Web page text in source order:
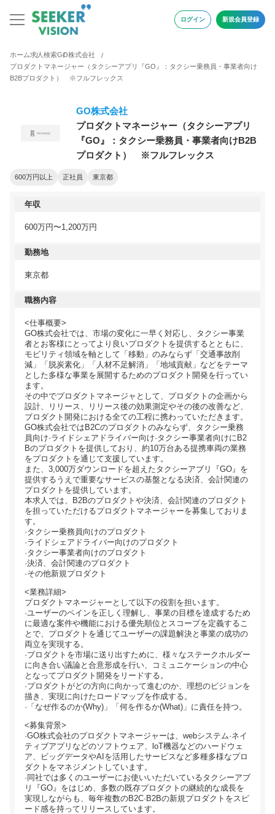
ログイン 新規会員登録
ホーム求人検索GO株式会社
プロダクトマネージャー（タクシーアプリ『GO』：タクシー乗務員・事業者向け
B2Bプロダクト） ※フルフレックス
GO株式会社
プロダクトマネージャー（タクシーアプリ
『GO』：タクシー乗務員・事業者向けB2B
プロダクト） ※フルフレックス
600万円以上 正社員 東京都
年収
600万円〜1,200万円
勤務地
東京都
職務内容
<仕事概要>
GO株式会社では、市場の変化に一早く対応し、タクシー事業
者とお客様にとってより良いプロダクトを提供するとともに、
モビリティ領域を軸として「移動」のみならず「交通事故削
減」「脱炭素化」「人材不足解消」「地域貢献」などをテーマ
とした多様な事業を展開するためのプロダクト開発を行ってい
ます。
その中でプロダクトマネージャとして、プロダクトの企画から
設計、リリース、リリース後の効果測定やその後の改善など、
ブロダクト開発における全ての工程に携わっていただきます。
GO株式会社ではB2Cのプロダクトのみならず、タクシー乗務
員向け·ライドシェアドライバー向け·タクシー事業者向けにB2
Bのプロダクトを提供しており、約10万台ある提携車両の業務
をプロダクトを通じて支援しています。
また、3,000万ダウンロードを超えたタクシーアブリ『GO』を
提供するうえで重要なサービスの基盤となる決済、会計関連の
プロダクトを提供しています。
本求人では、B2Bのプロダクトや決済、会計関連のプロダクト
を担っていただけるプロダクトマネージャーを募集しておりま
す。
·タクシー乗務員向けのプロダクト
·ライドシェアドライバー向けのプロダクト
·タクシー事業者向けのプロダクト
·決済、会計関連のプロダクト
·その他新規プロダクト
<業務詳細>
プロダクトマネージャーとして以下の役割を担います。
·ユーザーのペインを正しく理解し、事業の目標を達成するため
に最適な案件や機能における優先順位とスコープを定義するこ
とで、プロダクトを通じてユーザーの課題解決と事業の成功の
両立を実現する。
·プロダクトを市場に送り出すために、様々なステークホルダー
に向き合い議論と合意形成を行い、コミュニケーションの中心
となってプロダクト開発をリードする。
·プロダクトがどの方向に向かって進むのか、理想のビジョンを
描き、実現に向けたロードマップを作成する。
·「なぜ作るのか(Why)」「何を作るか(What)」に責任を持つ。
<募集背景>
·GO株式会社のプロダクトマネージャーは、webシステム·ネイ
ティブアプリなどのソフトウェア、loT機器などのハードウェ
ア、ビッグデータやAIを活用したサービスなど多種多様なプロ
ダクトをマネジメントしています。
·同社では多くのユーザーにお使いいただいているタクシーアブ
リ『GO』をはじめ、多数の既存プロダクトの継続的な成長を
実現しながらも、毎年複数のB2C·B2Bの新規プロダクトをスピ
ード感を持ってリリースしています。